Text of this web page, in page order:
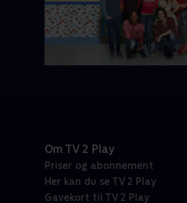
Om TV 2 Play
Priser og abonnement
Her kan du se TV 2 Play
Gavekort til TV 2 Play